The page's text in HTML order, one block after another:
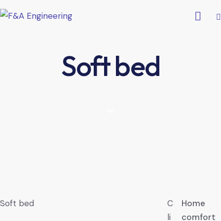
Soft bed
Soft bed
C
li
Home
comfort